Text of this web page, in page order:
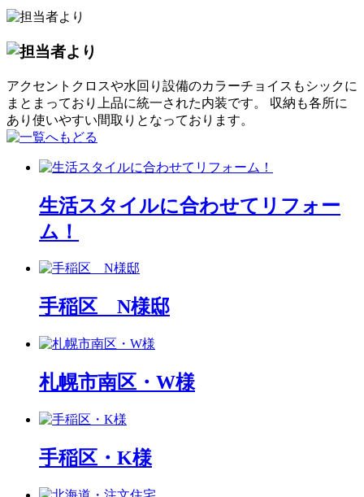
アクセントクロスや水回り設備のカラーチョイスもシックに
まとまっており上品に統一された内装です。 収納も各所に
あり使いやすい間取りとなっております。
生活スタイルに合わせてリフォー
ム！
手稲区 N様邸
札幌市南区・W様
手稲区・K様